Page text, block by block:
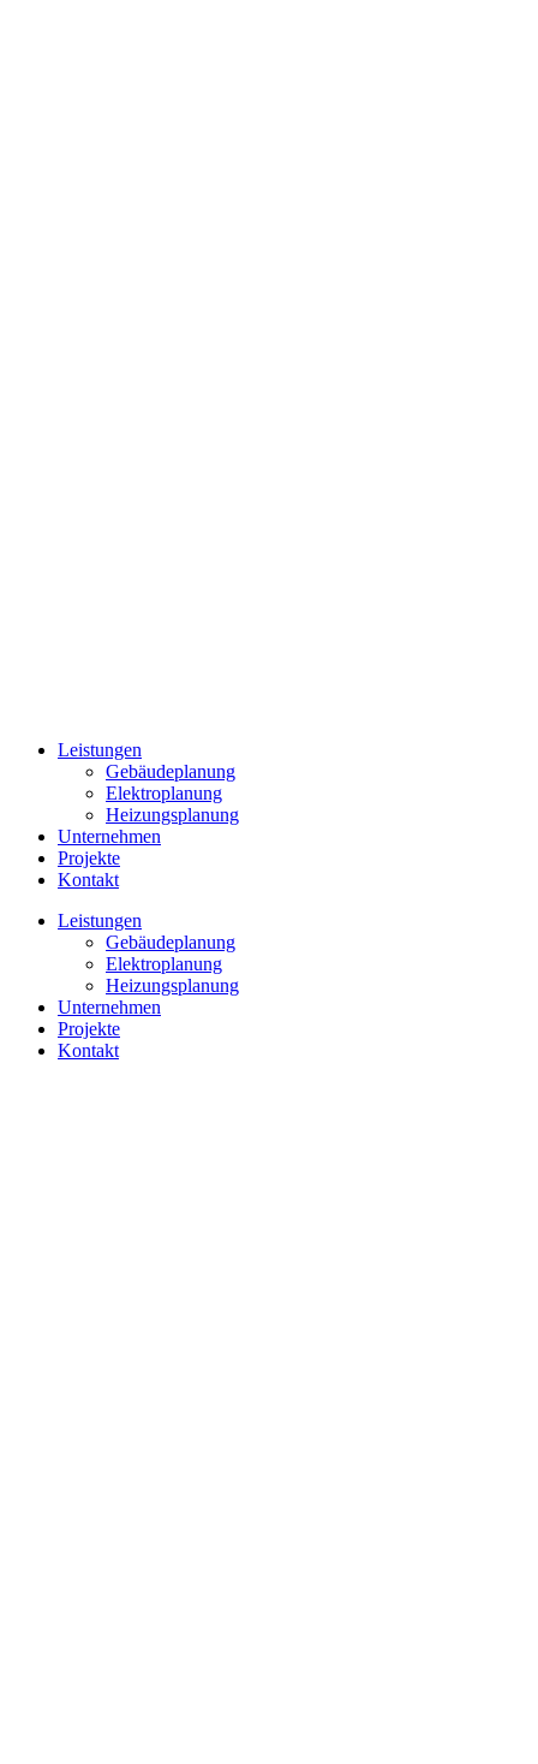
Leistungen
Gebäudeplanung
Elektroplanung
Heizungsplanung
Unternehmen
Projekte
Kontakt
Leistungen
Gebäudeplanung
Elektroplanung
Heizungsplanung
Unternehmen
Projekte
Kontakt